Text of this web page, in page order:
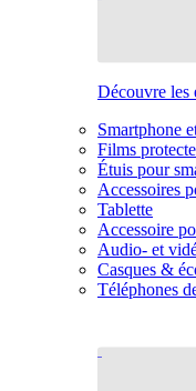
Découvre les
Smartphone
Films
Étuis pour
Accessoires
Tablette
Accessoire
Audio- et
Casques &
Téléphones